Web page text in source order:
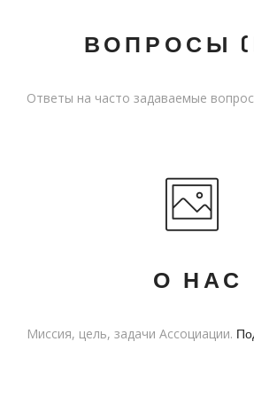
ВОПРОСЫ
Ответы на часто задаваемые
О НАС
Миссия, цель, задачи Ассоциации.